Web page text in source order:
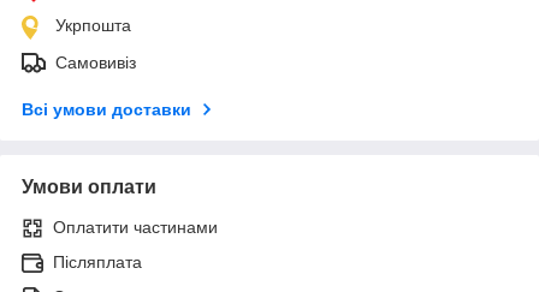
Укрпошта
Самовивіз
Всі умови доставки
Умови оплати
Оплатити частинами
Післяплата